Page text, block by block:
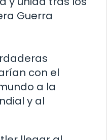
Guerra
con el
a la
y al